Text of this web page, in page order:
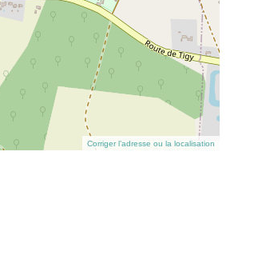
Corriger l’adresse ou la localisation